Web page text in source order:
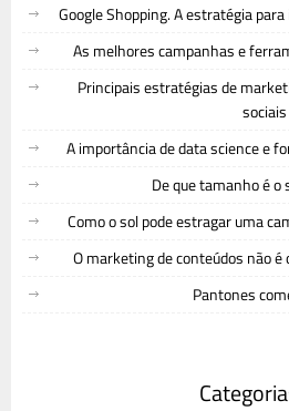
Google Shopping. A estratégia
As melhores campanhas e
Principais estratégias de
sociais
A importância de data science e
De que tamanho é o
Como o sol pode estragar uma
O marketing de conteúdos não
Pantones